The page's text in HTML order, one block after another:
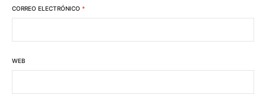
CORREO ELECTRÓNICO *
WEB